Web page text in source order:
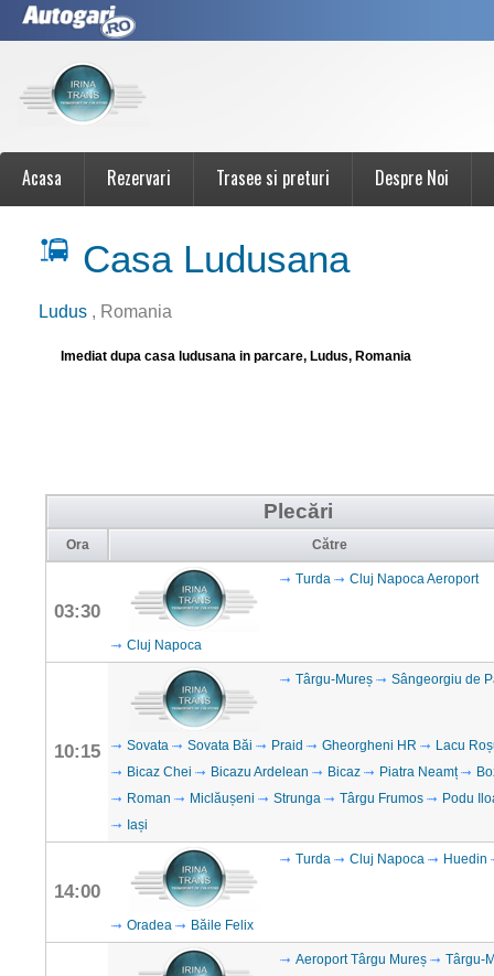
Acasa Rezervari Trasee si preturi Despre Noi
Casa Ludusana
Ludus , Romania
Imediat dupa casa ludusana in parcare, Ludus, Romania
Plecări
Ora Către
03:30
Turda Cluj Napoca Aeroport
Cluj Napoca
10:15
Târgu-Mureș Sângeorgiu de
Sovata Sovata Băi Praid Gheorgheni HR
Lacu
Bicaz Chei
Bicazu Ardelean Bicaz Piatra Neamț
Roman
Miclăușeni Strunga Târgu Frumos
Podu
Iași
14:00
Turda Cluj Napoca Huedin
Oradea Băile Felix
Aeroport Târgu Mureș Târgu-